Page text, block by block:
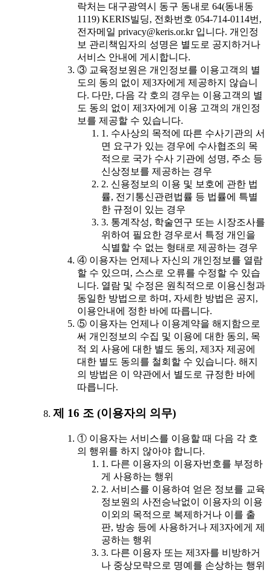
락처는 대구광역시 동구 동내로 64(동내동
1119) KERIS빌딩, 전화번호 054-714-0114번,
전자메일 privacy@keris.or.kr 입니다. 개인정
보 관리책임자의 성명은 별도로 공지하거나
서비스 안내에 게시합니다.
③ 교육정보원은 개인정보를 이용고객의 별
도의 동의 없이 제3자에게 제공하지 않습니
다. 다만, 다음 각 호의 경우는 이용고객의 별
도 동의 없이 제3자에게 이용 고객의 개인정
보를 제공할 수 있습니다.
1. 수사상의 목적에 따른 수사기관의 서
면 요구가 있는 경우에 수사협조의 목
적으로 국가 수사 기관에 성명, 주소 등
신상정보를 제공하는 경우
2. 신용정보의 이용 및 보호에 관한 법
률, 전기통신관련법률 등 법률에 특별
한 규정이 있는 경우
3. 통계작성, 학술연구 또는 시장조사를
위하여 필요한 경우로서 특정 개인을
식별할 수 없는 형태로 제공하는 경우
④ 이용자는 언제나 자신의 개인정보를 열람
할 수 있으며, 스스로 오류를 수정할 수 있습
니다. 열람 및 수정은 원칙적으로 이용신청과
동일한 방법으로 하며, 자세한 방법은 공지,
이용안내에 정한 바에 따릅니다.
⑤ 이용자는 언제나 이용계약을 해지함으로
써 개인정보의 수집 및 이용에 대한 동의, 목
적 외 사용에 대한 별도 동의, 제3자 제공에
대한 별도 동의를 철회할 수 있습니다. 해지
의 방법은 이 약관에서 별도로 규정한 바에
따릅니다.
제 16 조 (이용자의 의무)
① 이용자는 서비스를 이용할 때 다음 각 호
의 행위를 하지 않아야 합니다.
1. 다른 이용자의 이용자번호를 부정하
게 사용하는 행위
2. 서비스를 이용하여 얻은 정보를 교육
정보원의 사전승낙없이 이용자의 이용
이외의 목적으로 복제하거나 이를 출
판, 방송 등에 사용하거나 제3자에게 제
공하는 행위
3. 다른 이용자 또는 제3자를 비방하거
나 중상모략으로 명예를 손상하는 행위